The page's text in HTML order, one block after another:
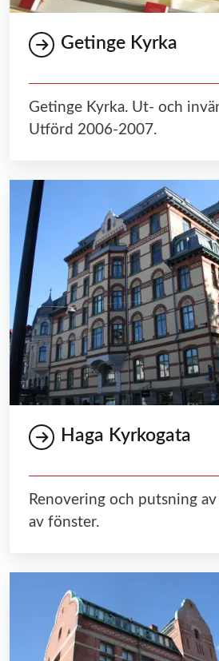
Getinge Kyrka
Getinge Kyrka. Ut- och
Utförd 2006-2007.
Haga Kyrkogata
Renovering och putsning
av fönster.